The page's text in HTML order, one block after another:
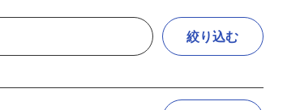
絞り込む